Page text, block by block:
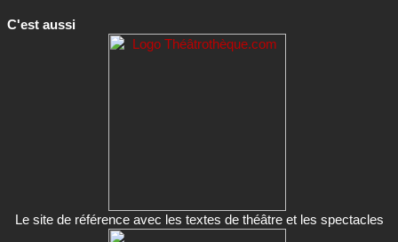
C'est aussi
Le site de référence avec les textes de théâtre et les spectacles